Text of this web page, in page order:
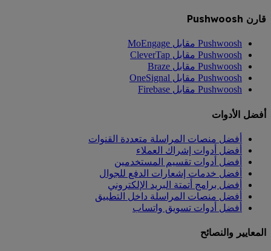
قارن Pushwoosh
Pushwoosh مقابل MoEngage
Pushwoosh مقابل CleverTap
Pushwoosh مقابل Braze
Pushwoosh مقابل OneSignal
Pushwoosh مقابل Firebase
أفضل الأدوات
أفضل منصات المراسلة متعددة القنوات
أفضل أدوات إشراك العملاء
أفضل أدوات تقسيم المستخدمين
أفضل خدمات إشعارات الدفع للجوال
أفضل برامج أتمتة البريد الإلكتروني
أفضل منصات المراسلة داخل التطبيق
أفضل أدوات تسويق واتساب
المعايير والنصائح